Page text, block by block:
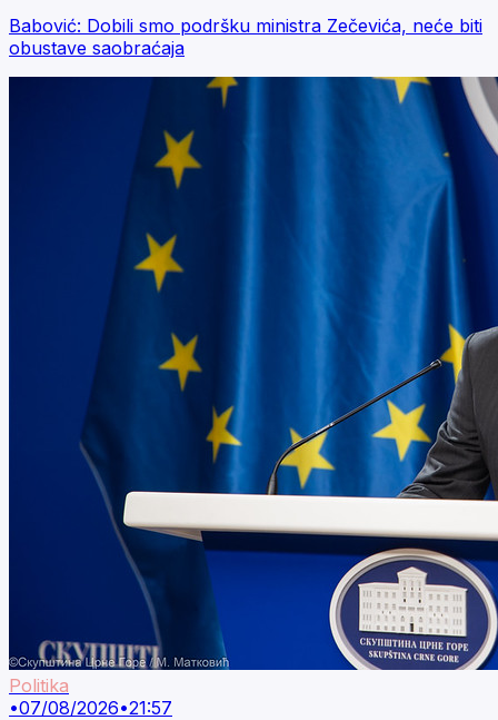
Babović: Dobili smo podršku ministra Zečevića, neće biti
obustave saobraćaja
Politika
•07/08/2026•21:57